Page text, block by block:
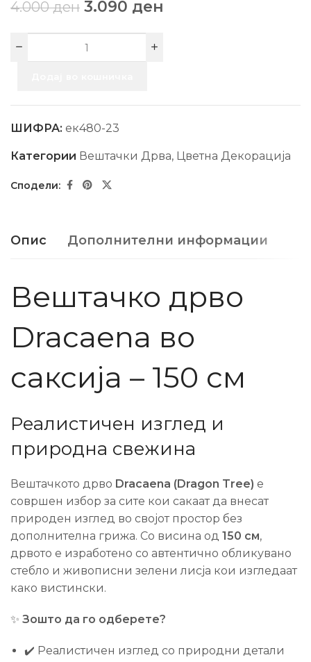
4.000ден 3.090 ден
ШИФРА: ек480-23
Категории Вештачки Дрва, Цветна Декорација
Опис Дополнителни информации
Вештачко дрво
Dracaena во
саксија – 150 см
Реалистичен изглед и
природна свежина
Вештачкото дрво Dracaena (Dragon Tree) е
совршен избор за сите кои сакаат да внесат
природен изглед во својот простор без
дополнителна грижа. Со висина од 150 см,
дрвото е изработено со автентично обликувано
стебло и живописни зелени лисја кои изгледаат
како вистински.
✨ Зошто да го одберете?
✔️ Реалистичен изглед со природни детали